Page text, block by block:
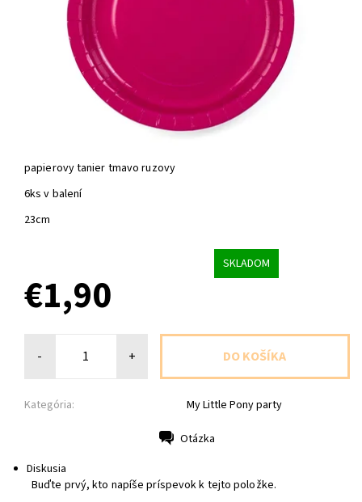
papierovy tanier tmavo ruzovy
6ks v balení
23cm
SKLADOM
€1,90
- +
Kategória: My Little Pony party
Otázka
Diskusia
Buďte prvý, kto napíše príspevok k tejto položke.